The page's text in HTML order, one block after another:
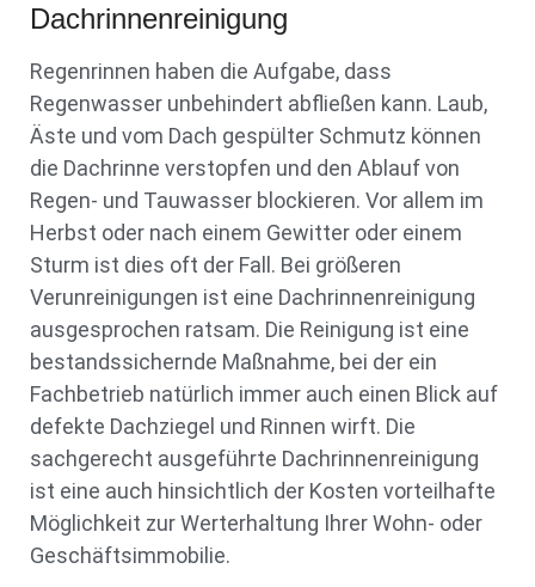
Dachrinnenreinigung
Regenrinnen haben die Aufgabe, dass
Regenwasser unbehindert abfließen kann. Laub,
Äste und vom Dach gespülter Schmutz können
die Dachrinne verstopfen und den Ablauf von
Regen- und Tauwasser blockieren. Vor allem im
Herbst oder nach einem Gewitter oder einem
Sturm ist dies oft der Fall. Bei größeren
Verunreinigungen ist eine Dachrinnenreinigung
ausgesprochen ratsam. Die Reinigung ist eine
bestandssichernde Maßnahme, bei der ein
Fachbetrieb natürlich immer auch einen Blick auf
defekte Dachziegel und Rinnen wirft. Die
sachgerecht ausgeführte Dachrinnenreinigung
ist eine auch hinsichtlich der Kosten vorteilhafte
Möglichkeit zur Werterhaltung Ihrer Wohn- oder
Geschäftsimmobilie.